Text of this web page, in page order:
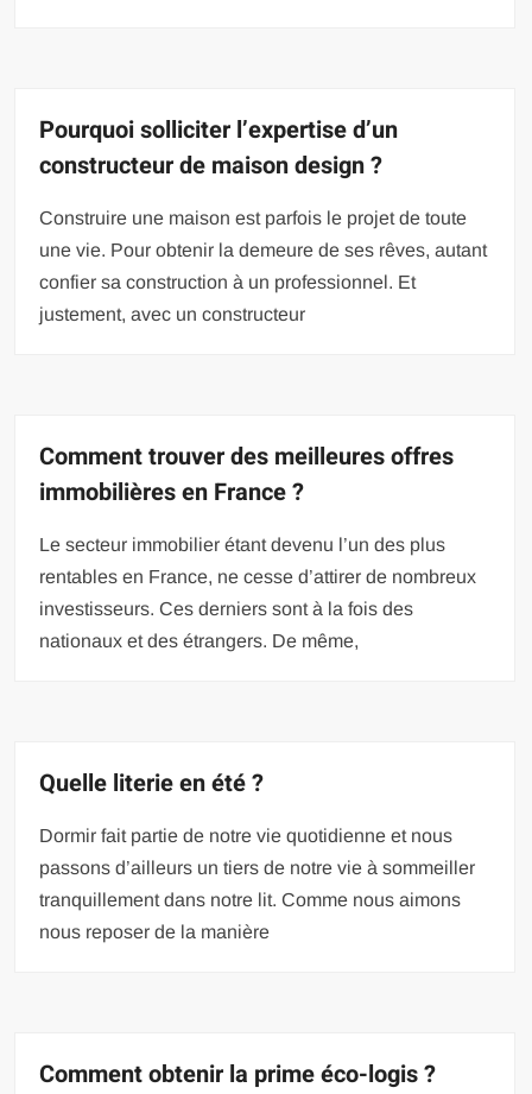
Pourquoi solliciter l’expertise d’un
constructeur de maison design ?
Construire une maison est parfois le projet de toute
une vie. Pour obtenir la demeure de ses rêves, autant
confier sa construction à un professionnel. Et
justement, avec un constructeur
Comment trouver des meilleures offres
immobilières en France ?
Le secteur immobilier étant devenu l’un des plus
rentables en France, ne cesse d’attirer de nombreux
investisseurs. Ces derniers sont à la fois des
nationaux et des étrangers. De même,
Quelle literie en été ?
Dormir fait partie de notre vie quotidienne et nous
passons d’ailleurs un tiers de notre vie à sommeiller
tranquillement dans notre lit. Comme nous aimons
nous reposer de la manière
Comment obtenir la prime éco-logis ?